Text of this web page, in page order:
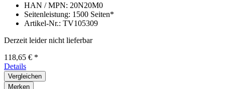
HAN / MPN: 20N20M0
Seitenleistung: 1500 Seiten*
Artikel-Nr.: TV105309
Derzeit leider nicht lieferbar
118,65 € *
Details
Vergleichen
Merken